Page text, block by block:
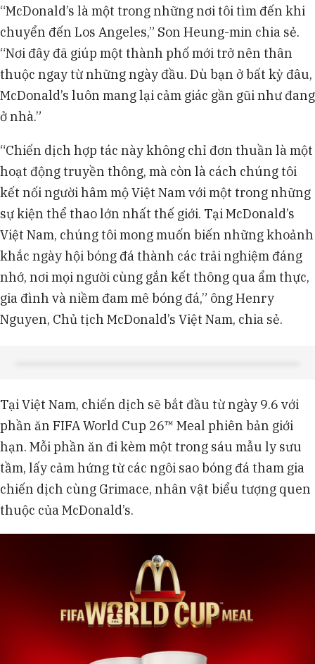
“McDonald’s là một trong những nơi tôi tìm đến khi
chuyển đến Los Angeles,” Son Heung-min chia sẻ.
“Nơi đây đã giúp một thành phố mới trở nên thân
thuộc ngay từ những ngày đầu. Dù bạn ở bất kỳ đâu,
McDonald’s luôn mang lại cảm giác gần gũi như đang
ở nhà.”
“Chiến dịch hợp tác này không chỉ đơn thuần là một
hoạt động truyền thông, mà còn là cách chúng tôi
kết nối người hâm mộ Việt Nam với một trong những
sự kiện thể thao lớn nhất thế giới. Tại McDonald’s
Việt Nam, chúng tôi mong muốn biến những khoảnh
khắc ngày hội bóng đá thành các trải nghiệm đáng
nhớ, nơi mọi người cùng gắn kết thông qua ẩm thực,
gia đình và niềm đam mê bóng đá,” ông Henry
Nguyen, Chủ tịch McDonald’s Việt Nam, chia sẻ.
Tại Việt Nam, chiến dịch sẽ bắt đầu từ ngày 9.6 với
phần ăn FIFA World Cup 26™ Meal phiên bản giới
hạn. Mỗi phần ăn đi kèm một trong sáu mẫu ly sưu
tầm, lấy cảm hứng từ các ngôi sao bóng đá tham gia
chiến dịch cùng Grimace, nhân vật biểu tượng quen
thuộc của McDonald’s.